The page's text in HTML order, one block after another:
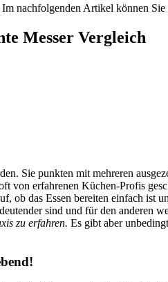
nachfolgenden Artikel können
Messer Vergleich
Sie punkten mit mehreren
von erfahrenen Küchen-Profis
ob das Essen bereiten einfach
sind und für den anderen
zu erfahren. Es gibt aber